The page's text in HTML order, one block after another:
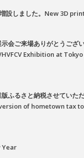
設しました。New 3D
示会ご来場ありがとうござ
Exhibition at
ふるさと納税させていた
of hometown tax
Year